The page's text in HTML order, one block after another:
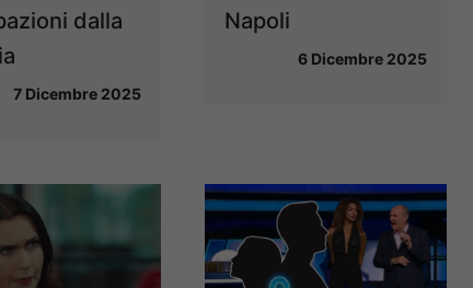
dalla
7 Dicembre 2025
Napoli
6 Dicembre 2025